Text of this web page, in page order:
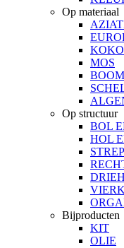
Op materiaal
MOS
Op structuur
BOL
HOL
Bijproducten
KIT
OLIE